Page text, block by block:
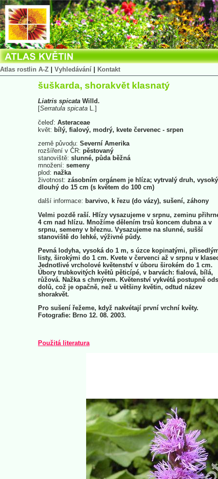
Atlas rostlin A-Z Vyhledávání Kontakt
šuškarda, shorakvět klasnatý
Liatris spicata Willd.
[Serratula spicata L.]
čeleď: Asteraceae
květ: bílý, fialový, modrý, kvete červenec - srpen
země původu: Severní Amerika
rozšíření v ČR: pěstovaný
stanoviště: slunné, půda běžná
množení: semeny
plod: nažka
životnost: zásobním orgánem je hlíza; vytrvalý druh,
dlouhý do 15 cm (s květem do 100 cm)
další informace: barvivo, k řezu (do vázy), sušení, záhony
Velmi pozdě raší. Hlízy vysazujeme v srpnu, zeminu
4 cm nad hlízu. Množíme dělením trsů koncem dubna a v
srpnu, semeny v březnu. Vysazujeme na slunné, sušší
stanoviště do lehké, výživné půdy.
Pevná lodyha, vysoká do 1 m, s úzce kopinatými,
listy, širokými do 1 cm. Kvete v červenci až v srpnu v
Jednotlivé vrcholové květenství v úboru širokém do 1 cm.
Úbory trubkovitých květů pěticípé, v barvách: fialová, bílá,
růžová. Nažka s chmýrem. Květenství vykvétá postupně
dolů, což je opačně, než u většiny květin, odtud název
shorakvět.
Pro sušení řežeme, když nakvétají první vrchní květy.
Fotografie: Brno 12. 08. 2003.
Použitá literatura